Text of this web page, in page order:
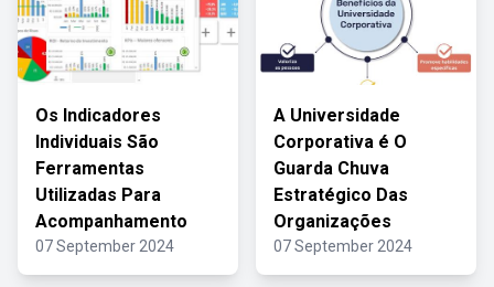
Os Indicadores
Individuais São
Ferramentas
Utilizadas Para
Acompanhamento
07 September 2024
A Universidade
Corporativa é O
Guarda Chuva
Estratégico Das
Organizações
07 September 2024